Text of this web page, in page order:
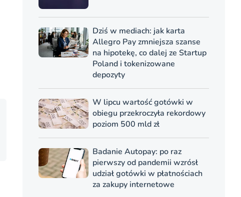
Dziś w mediach: jak karta
Allegro Pay zmniejsza szanse
na hipotekę, co dalej ze Startup
Poland i tokenizowane
depozyty
W lipcu wartość gotówki w
obiegu przekroczyła rekordowy
poziom 500 mld zł
Badanie Autopay: po raz
pierwszy od pandemii wzrósł
udział gotówki w płatnościach
za zakupy internetowe